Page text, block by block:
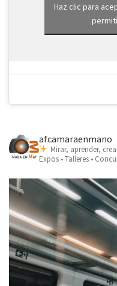
Haz clic para
afcamaraenmano
Mirar, aprender,
Expos • Talleres •